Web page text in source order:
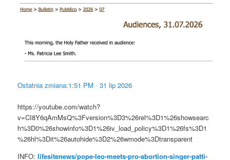
Ostatnia zmiana:1:51 PM · 31 lip 2026
https://youtube.com/watch?
v=CI8Y6qAmMsQ%3Fversion%3D3%26rel%3D1%26showsearc
h%3D0%26showinfo%3D1%26iv_load_policy%3D1%26fs%3D1
%26hl%3Dit%26autohide%3D2%26wmode%3Dtransparent
INFO: lifesitenews/pope-leo-meets-pro-abortion-singer-patti-